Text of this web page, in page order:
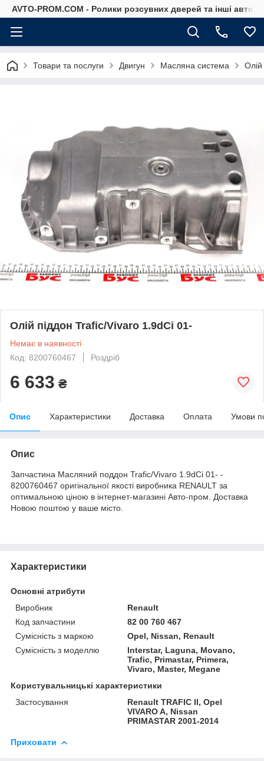
AVTO-PROM.COM - Ролики розсувних дверей та інші
Товари та послуги Двигун Масляна система
Олій піддон Trafic/Vivaro 1.9dCi 01-
Немає в наявності
Код: 8200760467
Роздріб
6 633 ₴
Опис Характеристики Доставка Оплата Умови
Опис
Запчастина Масляний поддон Trafic/Vivaro 1.9dCi 01- -
8200760467 оригінальної якості виробника RENAULT за
оптимальною ціною в інтернет-магазині Авто-пром. Доставка
Новою поштою у ваше місто.
Характеристики
Основні атрибути
Виробник
Renault
Код запчастини
82 00 760 467
Сумісність з маркою
Opel, Nissan, Renault
Сумісність з моделлю
Interstar, Laguna, Movano,
Trafic, Primastar, Primera,
Vivaro, Master, Megane
Користувальницькі характеристики
Застосування
Renault TRAFIC II, Opel
VIVARO A, Nissan
PRIMASTAR 2001-2014
Приховати